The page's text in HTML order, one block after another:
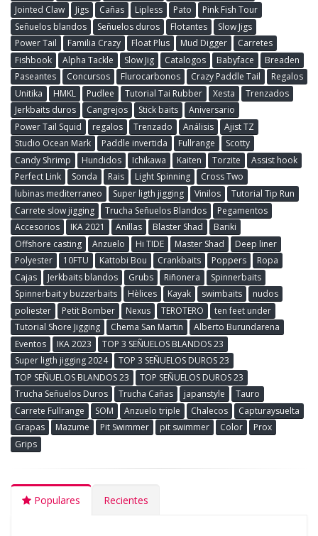
Jointed Claw
Jigs Cañas Lipless Pato
Pink Fish Tour
Señuelos blandos
Señuelos duros Flotantes
Slow Jigs
Power Tail
Familia Crazy Float Plus Mud Digger
Carretes
Fishbook
Alpha Tackle Slow Jig Catalogos Babyface
Breaden
Paseantes
Concursos Flurocarbonos Crazy Paddle Tail
Regalos
Unitika
HMKL Pudlee Tutorial Tai Rubber Xesta
Trenzados
Jerkbaits duros
Cangrejos Stick baits
Aniversario
Power Tail Squid
regalos Trenzado Análisis
Ajist TZ
Studio Ocean Mark
Paddle invertida Fullrange
Scotty
Candy Shrimp
Hundidos Ichikawa Kaiten Torzite
Assist hook
Perfect Link
Sonda Rais Light Spinning
Cross Two
lubinas mediterraneo
Super ligth jigging Vinilos
Tutorial Tip Run
Carrete slow jigging
Trucha Señuelos Blandos
Pegamentos
Accesorios
IKA 2021 Anillas Blaster Shad
Bariki
Offshore casting
Anzuelo Hi TIDE Master Shad
Deep liner
Polyester
10FTU Kattobi Bou Crankbaits Poppers
Ropa
Cajas
Jerkbaits blandos Grubs Riñonera
Spinnerbaits
Spinnerbait y buzzerbaits
Hèlices Kayak swimbaits
nudos
poliester
Petit Bomber Nexus TEROTERO
ten feet under
Tutorial Shore Jigging
Chema San Martin
Alberto Burundarena
Eventos
IKA 2023
TOP 3 SEÑUELOS BLANDOS 23
Super ligth jigging 2024
TOP 3 SEÑUELOS DUROS 23
TOP SEÑUELOS BLANDOS 23
TOP SEÑUELOS DUROS 23
Trucha Señuelos Duros
Trucha Cañas japanstyle
Tauro
Carrete Fullrange
SOM Anzuelo triple Chalecos
Capturaysuelta
Grapas
Mazume Pit Swimmer pit swimmer Color
Prox
Grips
Populares Recientes